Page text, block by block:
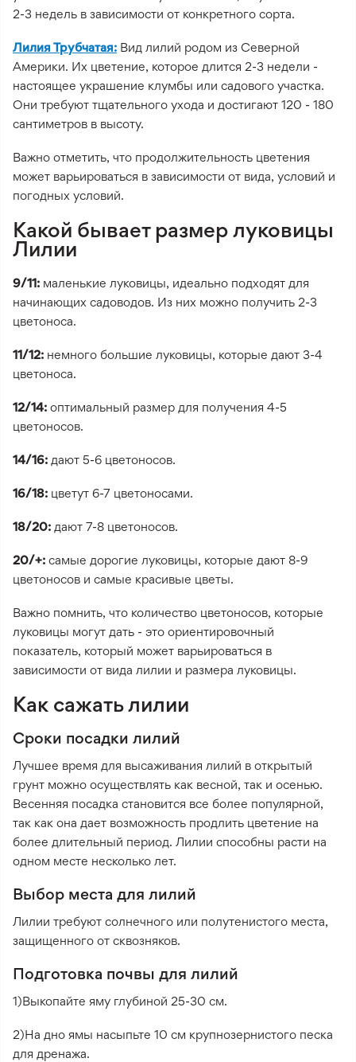
2-3 недель в зависимости от конкретного сорта.
Лилия Трубчатая: Вид лилий родом из Северной
Америки. Их цветение, которое длится 2-3 недели -
настоящее украшение клумбы или садового участка.
Они требуют тщательного ухода и достигают 120 - 180
сантиметров в высоту.
Важно отметить, что продолжительность цветения
может варьироваться в зависимости от вида, условий и
погодных условий.
Какой бывает размер луковицы
Лилии
9/11: маленькие луковицы, идеально подходят для
начинающих садоводов. Из них можно получить 2-3
цветоноса.
11/12: немного большие луковицы, которые дают 3-4
цветоноса.
12/14: оптимальный размер для получения 4-5
цветоносов.
14/16: дают 5-6 цветоносов.
16/18: цветут 6-7 цветоносами.
18/20: дают 7-8 цветоносов.
20/+: самые дорогие луковицы, которые дают 8-9
цветоносов и самые красивые цветы.
Важно помнить, что количество цветоносов, которые
луковицы могут дать - это ориентировочный
показатель, который может варьироваться в
зависимости от вида лилии и размера луковицы.
Как сажать лилии
Сроки посадки лилий
Лучшее время для высаживания лилий в открытый
грунт можно осуществлять как весной, так и осенью.
Весенняя посадка становится все более популярной,
так как она дает возможность продлить цветение на
более длительный период. Лилии способны расти на
одном месте несколько лет.
Выбор места для лилий
Лилии требуют солнечного или полутенистого места,
защищенного от сквозняков.
Подготовка почвы для лилий
1)Выкопайте яму глубиной 25-30 см.
2)На дно ямы насыпьте 10 см крупнозернистого песка
для дренажа.